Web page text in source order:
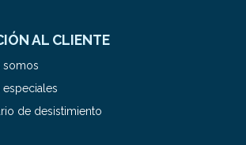
AL CLIENTE
somos
especiales
de desistimiento